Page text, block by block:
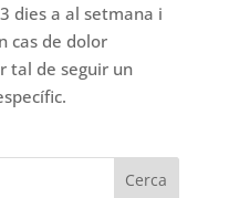
dies a al setmana i
cas de dolor
tal de seguir un